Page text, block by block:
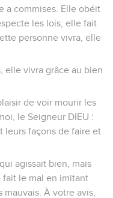
a commises. Elle obéit
les lois, elle fait
personne vivra, elle
elle vivra grâce au bien
de voir mourir les
le Seigneur DIEU :
leurs façons de faire et
agissait bien, mais
fait le mal en imitant
À votre avis,